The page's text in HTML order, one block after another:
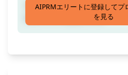
与えられた段落を能動態に
れたブログ投稿にする
AIPRMエリートに登録してプ
を見る